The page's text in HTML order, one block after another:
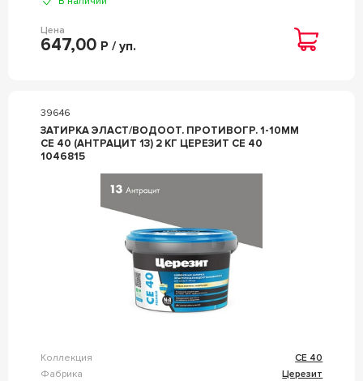
Цена
647,00 Р / уп.
39646
ЗАТИРКА ЭЛАСТ/ВОДООТ. ПРОТИВОГР. 1-10ММ
СЕ 40 (АНТРАЦИТ 13) 2 КГ ЦЕРЕЗИТ CE 40
1046815
Коллекция
CE 40
Фабрика
Церезит